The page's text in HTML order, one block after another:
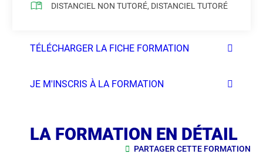
DISTANCIEL NON TUTORÉ, DISTANCIEL TUTORÉ
TÉLÉCHARGER LA FICHE FORMATION
JE M'INSCRIS À LA FORMATION
LA FORMATION EN DÉTAIL
PARTAGER CETTE FORMATION